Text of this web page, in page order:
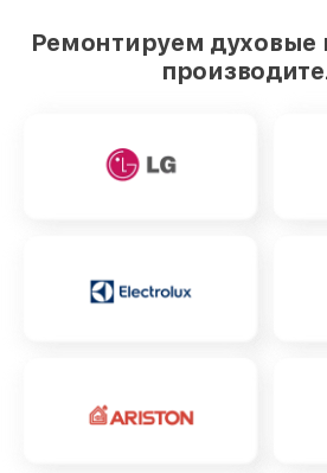
Ремонтируем